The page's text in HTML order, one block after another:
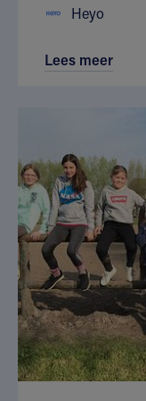
Heyo
Lees meer